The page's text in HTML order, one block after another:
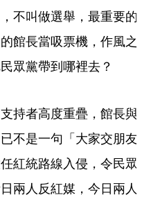
不叫做選舉，最重要的
館長當吸票機，作風之
眾黨帶到哪裡去？
持者高度重疊，館長與
不是一句「大家交朋友
紅統路線入侵，令民眾
兩人反紅媒，今日兩人